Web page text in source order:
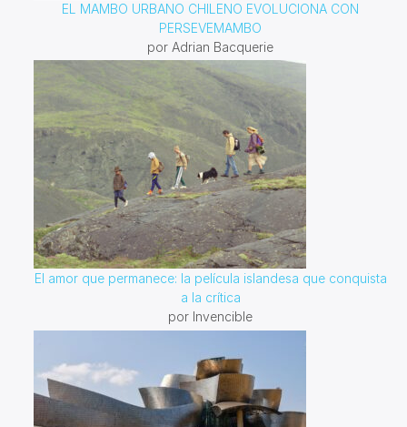
EL MAMBO URBANO CHILENO EVOLUCIONA CON
PERSEVEMAMBO
por Adrian Bacquerie
El amor que permanece: la película islandesa que conquista
a la crítica
por Invencible